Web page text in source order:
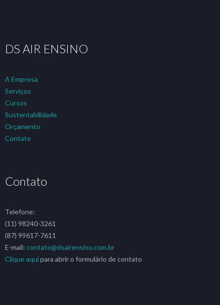
DS AIR ENSINO
A Empresa
Serviços
Cursos
Sustentabilidade
Orçamento
Contato
Contato
Telefone:
(11) 98240-3261
(87) 99617-7611
E-mail: contato@dsairensino.com.br
Clique aquipara abrir o formulário de contato